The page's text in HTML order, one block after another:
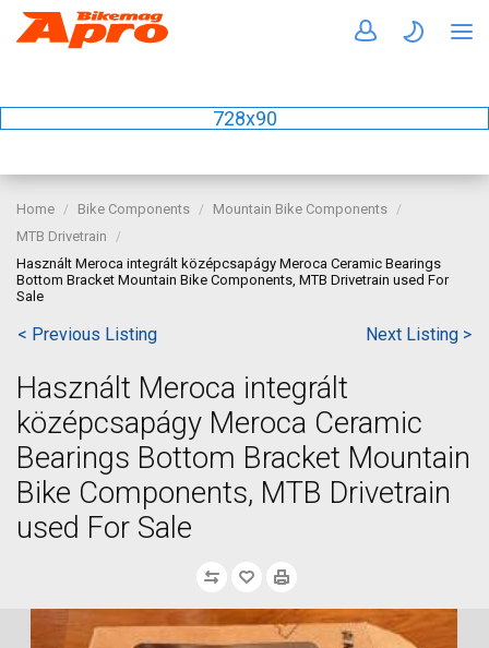
728x90
Home Bike Components
Mountain Bike Components
MTB Drivetrain
Használt Meroca integrált középcsapágy Meroca Ceramic Bearings
Bottom Bracket Mountain Bike Components, MTB Drivetrain used For
Sale
< Previous Listing Next Listing >
Használt Meroca integrált
középcsapágy Meroca Ceramic
Bearings Bottom Bracket Mountain
Bike Components, MTB Drivetrain
used For Sale